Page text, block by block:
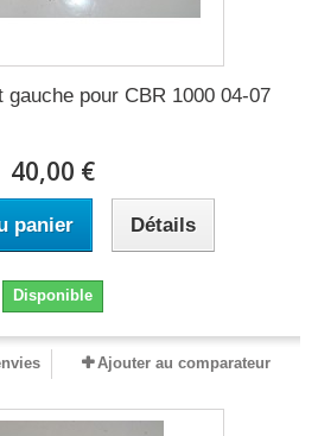
gauche pour CBR 1000 04-07
40,00 €
panier Détails
Disponible
Ajouter au comparateur